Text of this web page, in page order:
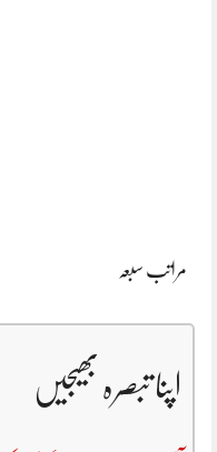
مراتب سبعہ
اپنا تبصرہ بھیجیں